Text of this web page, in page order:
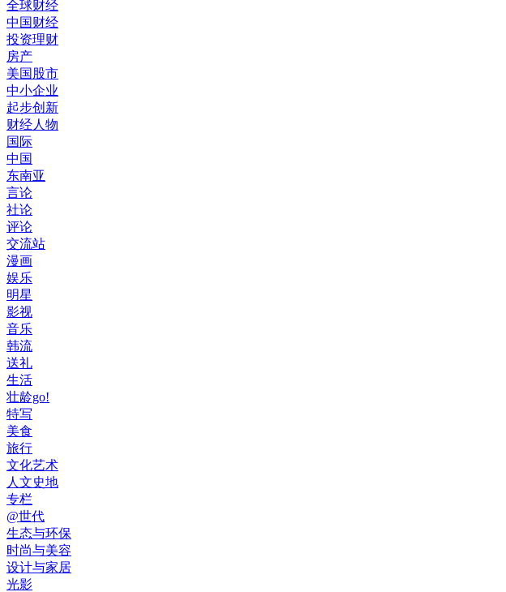
全球财经
中国财经
投资理财
房产
美国股市
中小企业
起步创新
财经人物
国际
中国
东南亚
言论
社论
评论
交流站
漫画
娱乐
明星
影视
音乐
韩流
送礼
生活
壮龄go!
特写
美食
旅行
文化艺术
人文史地
专栏
@世代
生态与环保
时尚与美容
设计与家居
光影